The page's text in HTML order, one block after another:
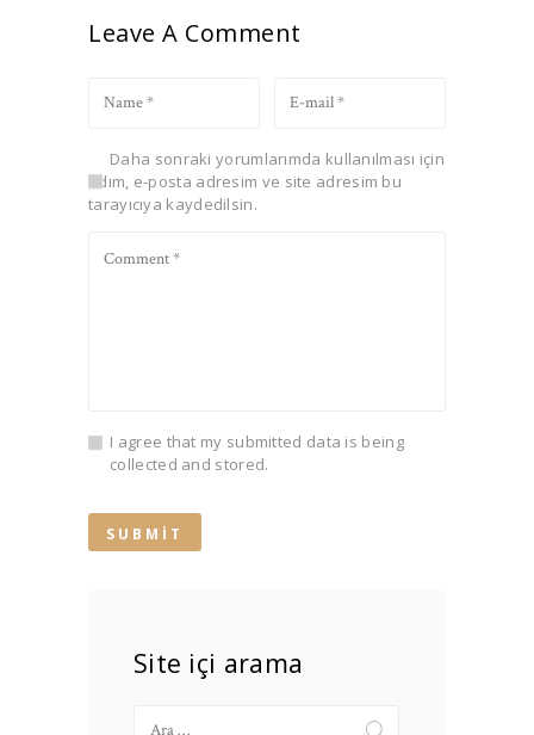
Leave A Comment
Daha sonraki yorumlarımda kullanılması için
adım, e-posta adresim ve site adresim bu
tarayıcıya kaydedilsin.
I agree that my submitted data is being
collected and stored.
Site içi arama